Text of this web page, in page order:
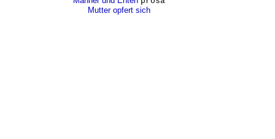
Mutter opfert sich